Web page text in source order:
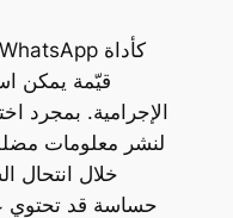
قيّمة يمكن
الإجرامية. بمجرد
لنشر معلومات
خلال انتحال
حساسة قد تحتوي